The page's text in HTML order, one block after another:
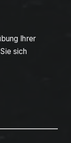
Ihrer
sich